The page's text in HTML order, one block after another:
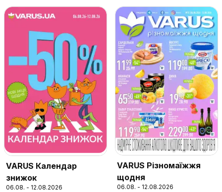
VARUS Календар
знижок
06.08. - 12.08.2026
VARUS Різномаїжжя
щодня
06.08. - 12.08.2026